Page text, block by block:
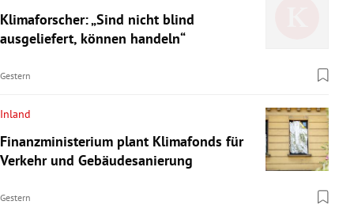
Klimaforscher: „Sind nicht blind
ausgeliefert, können handeln“
Gestern
Inland
Finanzministerium plant Klimafonds für
Verkehr und Gebäudesanierung
Gestern